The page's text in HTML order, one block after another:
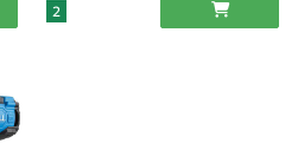
2